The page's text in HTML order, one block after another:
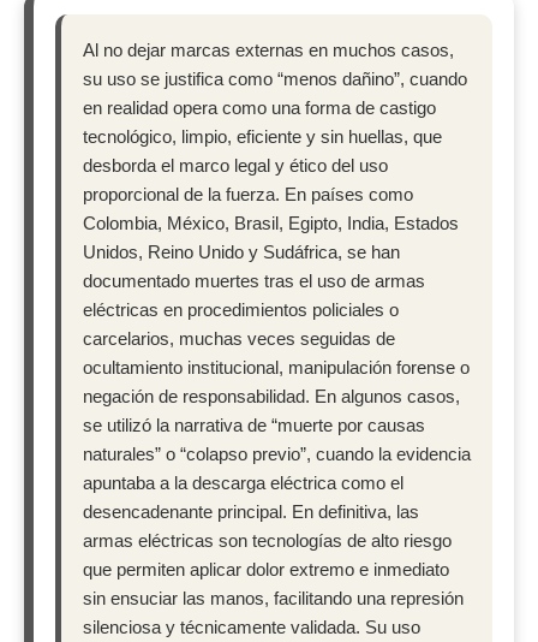
Al no dejar marcas externas en muchos casos,
su uso se justifica como “menos dañino”, cuando
en realidad opera como una forma de castigo
tecnológico, limpio, eficiente y sin huellas, que
desborda el marco legal y ético del uso
proporcional de la fuerza. En países como
Colombia, México, Brasil, Egipto, India, Estados
Unidos, Reino Unido y Sudáfrica, se han
documentado muertes tras el uso de armas
eléctricas en procedimientos policiales o
carcelarios, muchas veces seguidas de
ocultamiento institucional, manipulación forense o
negación de responsabilidad. En algunos casos,
se utilizó la narrativa de “muerte por causas
naturales” o “colapso previo”, cuando la evidencia
apuntaba a la descarga eléctrica como el
desencadenante principal. En definitiva, las
armas eléctricas son tecnologías de alto riesgo
que permiten aplicar dolor extremo e inmediato
sin ensuciar las manos, facilitando una represión
silenciosa y técnicamente validada. Su uso